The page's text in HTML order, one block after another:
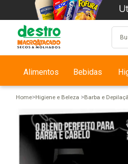
Alimentos Bebidas
Home Higiene e Beleza Barba e